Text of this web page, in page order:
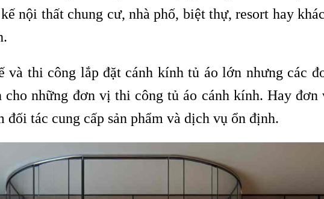
nội thất chung cư, nhà phố, biệt thự, resort hay
và thi công lắp đặt cánh kính tủ áo lớn nhưng các
những đơn vị thi công tủ áo cánh kính. Hay đơn
tác cung cấp sản phẩm và dịch vụ ổn định.